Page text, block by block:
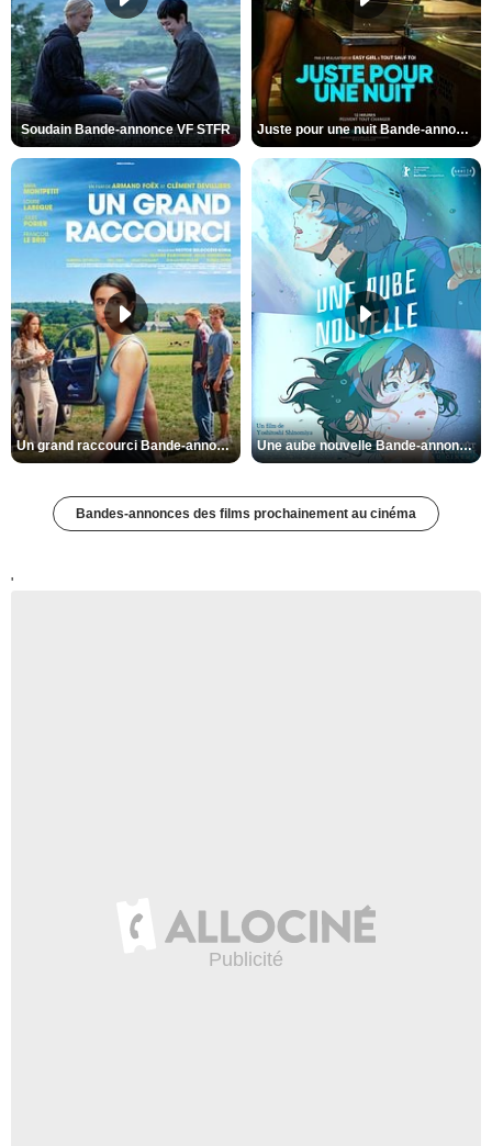
Soudain Bande-annonce VF STFR Juste pour une nuit Bande-annonce VO STFR
Un grand raccourci Bande-annonce VF Une aube nouvelle Bande-annonce VO STFR
Bandes-annonces des films prochainement au cinéma
'